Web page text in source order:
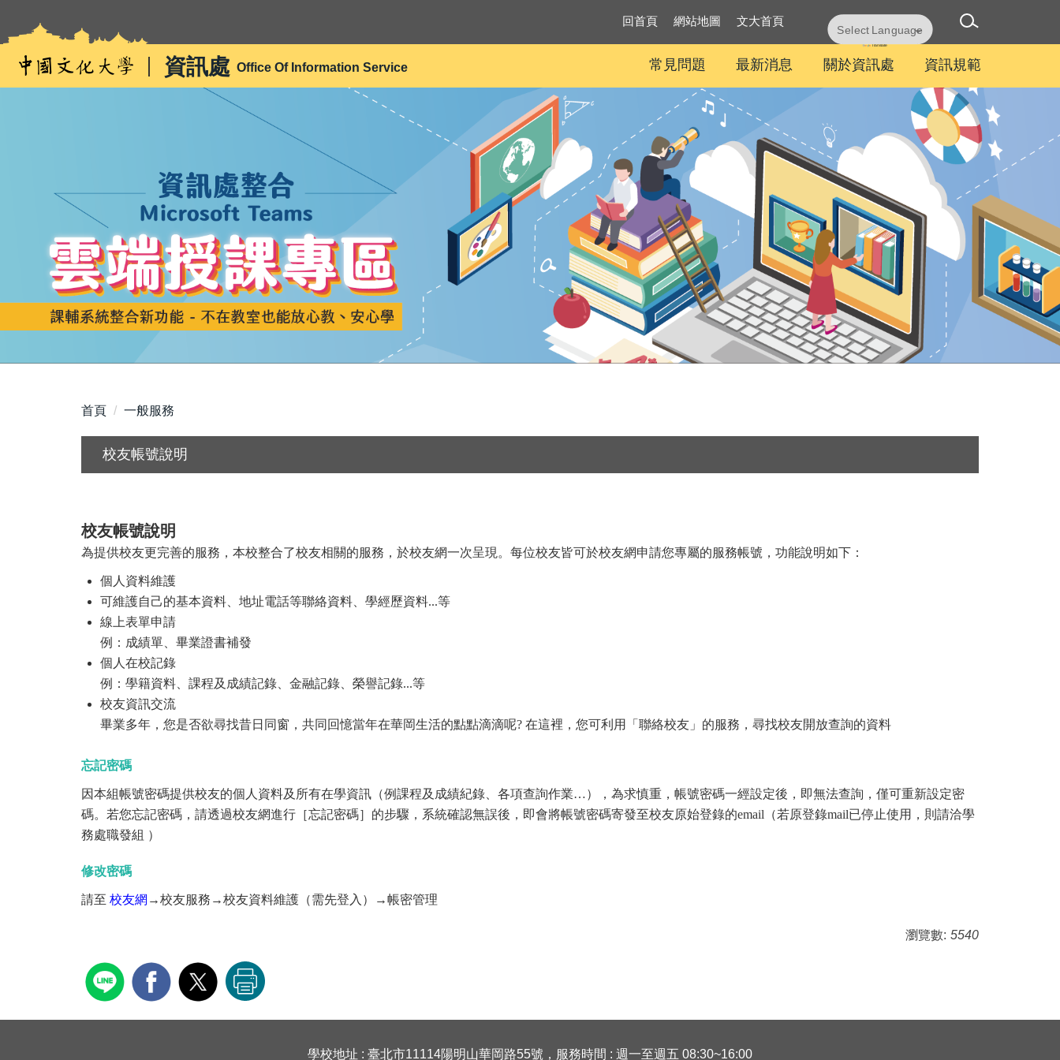
內
資訊處 Office Of Information Service
Translate
回首頁 網站地圖 文大首頁
常見問題 最新消息 關於資訊處 資訊規範
首頁 一般服務
校友帳號說明
校友帳號說明
為提供校友更完善的服務，本校整合了校友相關的服務，於校友網一次呈現。每位校友皆可於校友網申請您專屬的服務帳號，功能說明如下：
個人資料維護
可維護自己的基本資料、地址電話等聯絡資料、學經歷資料...等
線上表單申請
例：成績單、畢業證書補發
個人在校記錄
例：學籍資料、課程及成績記錄、金融記錄、榮譽記錄...等
校友資訊交流
畢業多年，您是否欲尋找昔日同窗，共同回憶當年在華岡生活的點點滴滴呢? 在這裡，您可利用「聯絡校友」的服務，尋找校友開放查詢的資料
忘記密碼
因本組帳號密碼提供校友的個人資料及所有在學資訊（例課程及成績紀錄、各項查詢作業…），為求慎重，帳號密碼一經設定後，即無法查詢，僅可重新設定密
碼。若您忘記密碼，請透過校友網進行［忘記密碼］的步驟，系統確認無誤後，即會將帳號密碼寄發至校友原始登錄的email（若原登錄mail已停止使用，則請洽學
務處職發組 ）
修改密碼
請至 校友網 →校友服務→校友資料維護（需先登入）→帳密管理
瀏覽數: 5540
學校地址 : 臺北市11114陽明山華岡路55號，服務時間 : 週一至週五 08:30~16:00